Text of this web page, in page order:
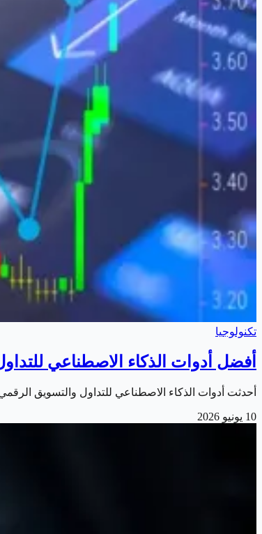
تكنولوجيا
أفضل أدوات الذكاء الاصطناعي للتداول
أحدثت أدوات الذكاء الاصطناعي للتداول والتسويق الرقمي نقلة نوعية في عالم الأعمال خلال 2026، إذ
10 يونيو 2026